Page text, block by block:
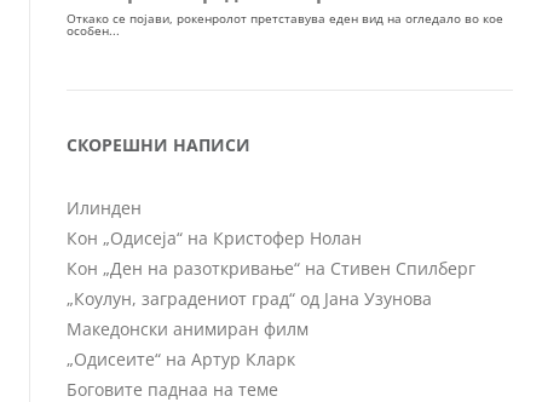
СКОРЕШНИ НАПИСИ
Илинден
Кон „Одисеја“ на Кристофер Нолан
Кон „Ден на разоткривање“ на Стивен Спилберг
„Коулун, заградениот град“ од Јана Узунова
Македонски анимиран филм
„Одисеите“ на Артур Кларк
Боговите паднаа на теме